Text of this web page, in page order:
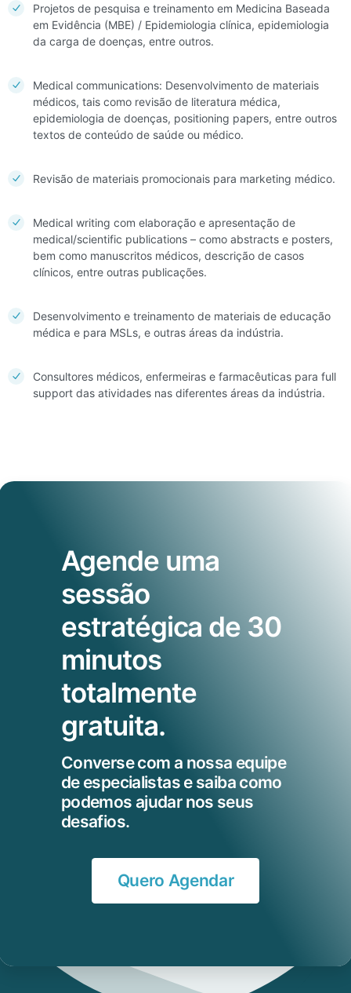
Projetos de pesquisa e treinamento em Medicina Baseada
em Evidência (MBE) / Epidemiologia clínica, epidemiologia
da carga de doenças, entre outros.
Medical communications: Desenvolvimento de materiais
médicos, tais como revisão de literatura médica,
epidemiologia de doenças, positioning papers, entre outros
textos de conteúdo de saúde ou médico.
Revisão de materiais promocionais para marketing médico.
Medical writing com elaboração e apresentação de
medical/scientific publications – como abstracts e posters,
bem como manuscritos médicos, descrição de casos
clínicos, entre outras publicações.
Desenvolvimento e treinamento de materiais de educação
médica e para MSLs, e outras áreas da indústria.
Consultores médicos, enfermeiras e farmacêuticas para full
support das atividades nas diferentes áreas da indústria.
Agende uma
sessão
estratégica de 30
minutos
totalmente
gratuita.
Converse com a nossa equipe
de especialistas e saiba como
podemos ajudar nos seus
desafios.
Quero Agendar